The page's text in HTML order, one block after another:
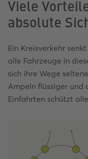
Viele
absolute
Ein Kreisverkehr
alle Fahrzeuge in
sich ihre Wege
Ampeln flüssiger und
Einfahrten schützt